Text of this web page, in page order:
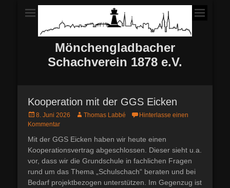
Mönchengladbacher
Schachverein 1878 e.V.
Kooperation mit der GGS Eicken
Posted
on
8. Juni 2026 AutorThomas Labbé
Hinterlasse einen
Kommentar
Mit der GGS Eicken haben wir heute einen
Kooperationsvertrag abgeschlossen. Dieser sieht u.a.
vor, dass wir die Grundschule in fachlichen Fragen
rund um das Thema „Schulschach“ beraten und bei
Bedarf projektbezogen unterstützen. Im Gegenzug ist